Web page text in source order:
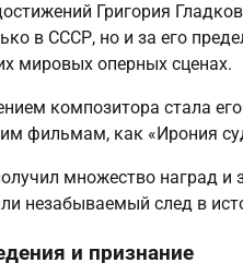
Григория
в СССР, но и за его
мировых оперных сценах.
композитора стала
фильмам, как «Ирония
множество наград и
незабываемый след в
и признание